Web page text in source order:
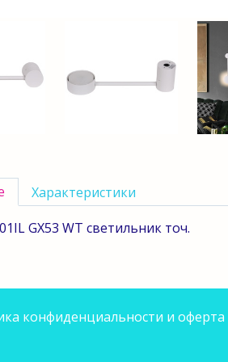
GX53 WT светильник точ.
Характеристики
конфиденциальности и оферта